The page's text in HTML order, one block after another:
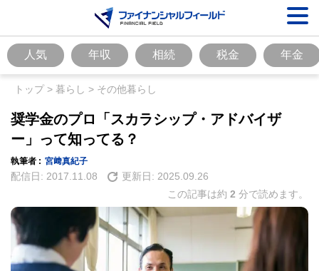
人気 年収 相続 税金 年金
トップ> 暮らし > その他暮らし
奨学金のプロ「スカラシップ・アドバイザ
ー」って知ってる？
執筆者 : 宮﨑真紀子
配信日: 2017.11.08 更新日: 2025.09.26
この記事は約 2 分で読めます。